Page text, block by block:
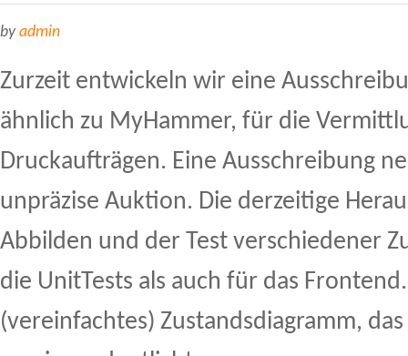
byadmin
Zurzeit entwickeln wir eine
ähnlich zu MyHammer, für die
Druckaufträgen. Eine Ausschreibung
unpräzise Auktion. Die derzeitige
Abbilden und der Test verschiedener
die UnitTests als auch für das
(vereinfachtes) Zustandsdiagramm,